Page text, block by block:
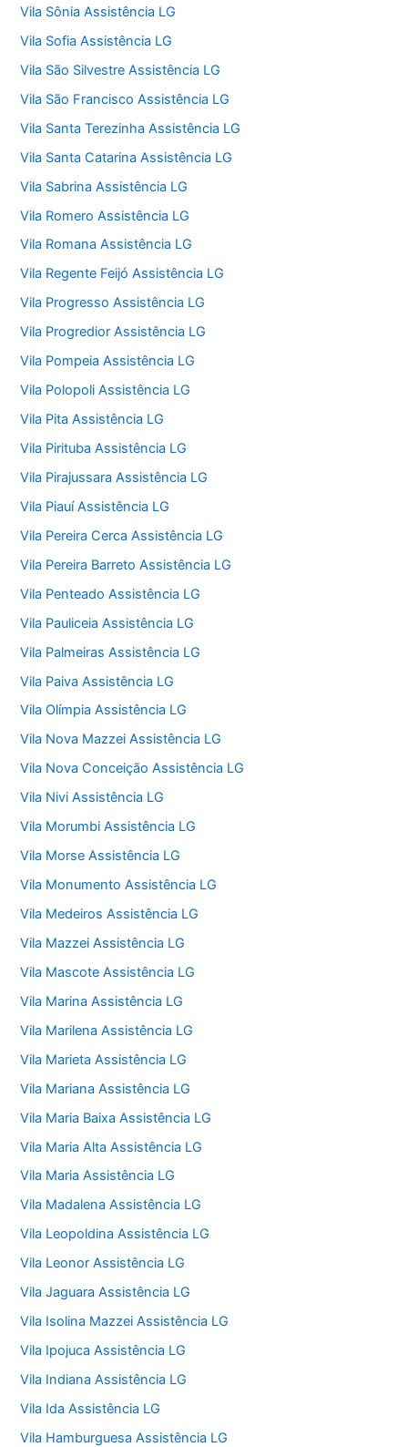
Vila Sônia Assistência LG
Vila Sofia Assistência LG
Vila São Silvestre Assistência LG
Vila São Francisco Assistência LG
Vila Santa Terezinha Assistência LG
Vila Santa Catarina Assistência LG
Vila Sabrina Assistência LG
Vila Romero Assistência LG
Vila Romana Assistência LG
Vila Regente Feijó Assistência LG
Vila Progresso Assistência LG
Vila Progredior Assistência LG
Vila Pompeia Assistência LG
Vila Polopoli Assistência LG
Vila Pita Assistência LG
Vila Pirituba Assistência LG
Vila Pirajussara Assistência LG
Vila Piauí Assistência LG
Vila Pereira Cerca Assistência LG
Vila Pereira Barreto Assistência LG
Vila Penteado Assistência LG
Vila Pauliceia Assistência LG
Vila Palmeiras Assistência LG
Vila Paiva Assistência LG
Vila Olímpia Assistência LG
Vila Nova Mazzei Assistência LG
Vila Nova Conceição Assistência LG
Vila Nivi Assistência LG
Vila Morumbi Assistência LG
Vila Morse Assistência LG
Vila Monumento Assistência LG
Vila Medeiros Assistência LG
Vila Mazzei Assistência LG
Vila Mascote Assistência LG
Vila Marina Assistência LG
Vila Marilena Assistência LG
Vila Marieta Assistência LG
Vila Mariana Assistência LG
Vila Maria Baixa Assistência LG
Vila Maria Alta Assistência LG
Vila Maria Assistência LG
Vila Madalena Assistência LG
Vila Leopoldina Assistência LG
Vila Leonor Assistência LG
Vila Jaguara Assistência LG
Vila Isolina Mazzei Assistência LG
Vila Ipojuca Assistência LG
Vila Indiana Assistência LG
Vila Ida Assistência LG
Vila Hamburguesa Assistência LG